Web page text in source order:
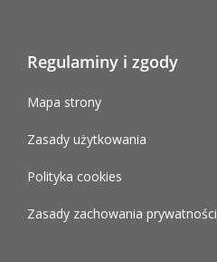
Regulaminy i zgody
Mapa strony
Zasady użytkowania
Polityka cookies
Zasady zachowania prywatności